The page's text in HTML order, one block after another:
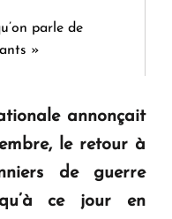
parle de
»
concrète, la
et d'avenir
annonçait
le retour à
de guerre
ce jour en